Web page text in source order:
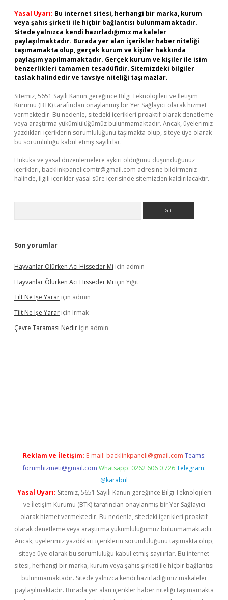
Yasal Uyarı: Bu internet sitesi, herhangi bir marka, kurum
veya şahıs şirketi ile hiçbir bağlantısı bulunmamaktadır.
Sitede yalnızca kendi hazırladığımız makaleler
paylaşılmaktadır. Burada yer alan içerikler haber niteliği
taşımamakta olup, gerçek kurum ve kişiler hakkında
paylaşım yapılmamaktadır. Gerçek kurum ve kişiler ile isim
benzerlikleri tamamen tesadüfidir. Sitemizdeki bilgiler
taslak halindedir ve tavsiye niteliği taşımazlar.
Sitemiz, 5651 Sayılı Kanun gereğince Bilgi Teknolojileri ve İletişim
Kurumu (BTK) tarafından onaylanmış bir Yer Sağlayıcı olarak hizmet
vermektedir. Bu nedenle, sitedeki içerikleri proaktif olarak denetleme
veya araştırma yükümlülüğümüz bulunmamaktadır. Ancak, üyelerimiz
yazdıkları içeriklerin sorumluluğunu taşımakta olup, siteye üye olarak
bu sorumluluğu kabul etmiş sayılırlar.
Hukuka ve yasal düzenlemelere aykırı olduğunu düşündüğünüz
içerikleri, backlinkpanelicomtr@gmail.com adresine bildirmeniz
halinde, ilgili içerikler yasal süre içerisinde sitemizden kaldırılacaktır.
Son yorumlar
Hayvanlar Ölürken Acı Hisseder Mi için admin
Hayvanlar Ölürken Acı Hisseder Mi için Yiğit
Tilt Ne Işe Yarar için admin
Tilt Ne Işe Yarar için Irmak
Çevre Taraması Nedir için admin
Reklam ve İletişim: E-mail: backlinkpaneli@gmail.com Teams:
forumhizmeti@gmail.com Whatsapp: 0262 606 0 726 Telegram:
@karabul
Yasal Uyarı: Sitemiz, 5651 Sayılı Kanun gereğince Bilgi Teknolojileri
ve İletişim Kurumu (BTK) tarafından onaylanmış bir Yer Sağlayıcı
olarak hizmet vermektedir. Bu nedenle, sitedeki içerikleri proaktif
olarak denetleme veya araştırma yükümlülüğümüz bulunmamaktadır.
Ancak, üyelerimiz yazdıkları içeriklerin sorumluluğunu taşımakta olup,
siteye üye olarak bu sorumluluğu kabul etmiş sayılırlar. Bu internet
sitesi, herhangi bir marka, kurum veya şahıs şirketi ile hiçbir bağlantısı
bulunmamaktadır. Sitede yalnızca kendi hazırladığımız makaleler
paylaşılmaktadır. Burada yer alan içerikler haber niteliği taşımamakta